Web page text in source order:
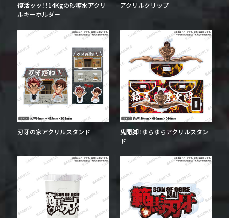
復活ッッ！！14Kgの砂糖水アクリ
ルキーホルダー
アクリルクリップ
刃牙の家アクリルスタンド
鬼開脚！ゆらゆらアクリルスタン
ド